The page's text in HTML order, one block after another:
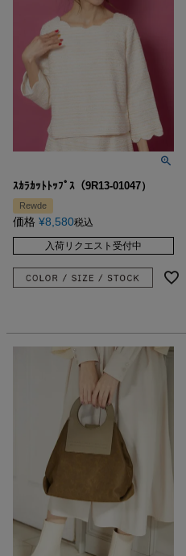
ｽｶﾗｶｯﾄﾄｯﾌﾟｽ（9R13-01047）
Rewde
価格 ¥8,580税込
入荷リクエスト受付中